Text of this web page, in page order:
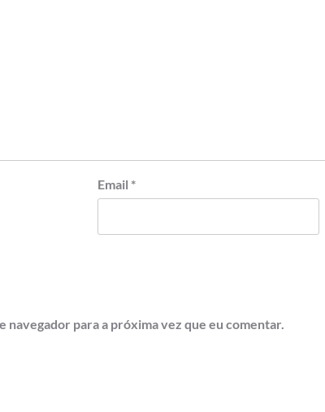
Email *
navegador para a próxima vez que eu comentar.